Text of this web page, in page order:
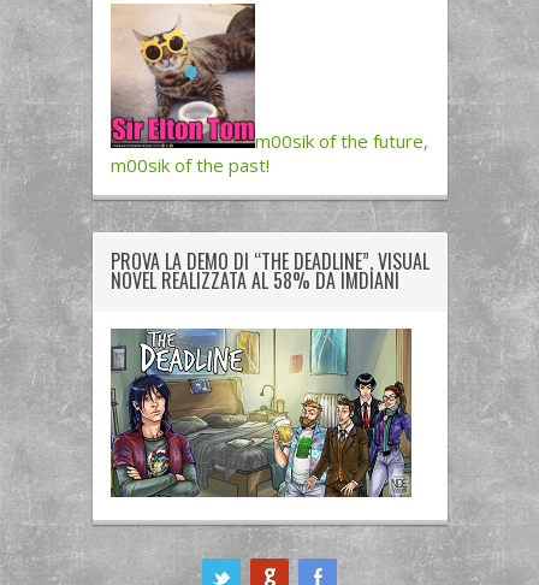
m00sik of the future,
m00sik of the past!
PROVA LA DEMO DI “THE DEADLINE”, VISUAL
NOVEL REALIZZATA AL 58% DA IMDIANI